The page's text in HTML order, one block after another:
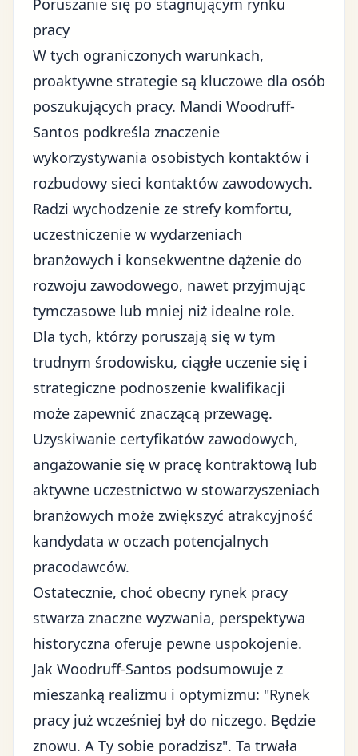
Poruszanie się po stagnującym rynku
pracy
W tych ograniczonych warunkach,
proaktywne strategie są kluczowe dla osób
poszukujących pracy. Mandi Woodruff-
Santos podkreśla znaczenie
wykorzystywania osobistych kontaktów i
rozbudowy sieci kontaktów zawodowych.
Radzi wychodzenie ze strefy komfortu,
uczestniczenie w wydarzeniach
branżowych i konsekwentne dążenie do
rozwoju zawodowego, nawet przyjmując
tymczasowe lub mniej niż idealne role.
Dla tych, którzy poruszają się w tym
trudnym środowisku, ciągłe uczenie się i
strategiczne podnoszenie kwalifikacji
może zapewnić znaczącą przewagę.
Uzyskiwanie certyfikatów zawodowych,
angażowanie się w pracę kontraktową lub
aktywne uczestnictwo w stowarzyszeniach
branżowych może zwiększyć atrakcyjność
kandydata w oczach potencjalnych
pracodawców.
Ostatecznie, choć obecny rynek pracy
stwarza znaczne wyzwania, perspektywa
historyczna oferuje pewne uspokojenie.
Jak Woodruff-Santos podsumowuje z
mieszanką realizmu i optymizmu: "Rynek
pracy już wcześniej był do niczego. Będzie
znowu. A Ty sobie poradzisz". Ta trwała